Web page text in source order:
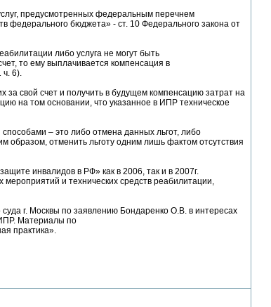
предусмотренных федеральным перечнем
федерального бюджета» - ст. 10 Федерального закона от
либо услуга не могут быть
то ему выплачивается компенсация в
ч. 6).
за свой счет и получить в будущем компенсацию затрат на
на том основании, что указанное в ИПР техническое
– это либо отмена данных льгот, либо
образом, отменить льготу одним лишь фактом отсутствия
инвалидов в РФ» как в 2006, так и в 2007г.
и технических средств реабилитации,
г. Москвы по заявлению Бондаренко О.В. в интересах
Материалы по
практика».